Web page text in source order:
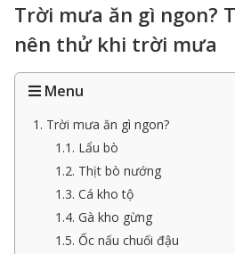
Trời mưa ăn gì ngon?
nên thử khi trời mưa
Menu
1. Trời mưa ăn gì ngon?
1.1. Lẩu bò
1.2. Thịt bò nướng
1.3. Cá kho tộ
1.4. Gà kho gừng
1.5. Ốc nấu chuối đậu